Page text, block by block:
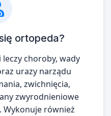
ortopeda?
choroby, wady
urazy narządu
zwichnięcia,
zwyrodnieniowe
Wykonuje również